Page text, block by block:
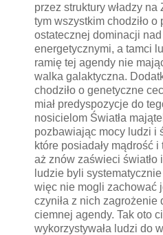
przez struktury władzy
tym wszystkim chodziło o
ostatecznej dominacji
energetycznymi, a tamci
ramię tej agendy nie
walka galaktyczna.
chodziło o genetyczne
miał predyspozycje do
nosicielom Światła
pozbawiając mocy ludzi i
które posiadały mądrość i
aż znów zaświeci światło
ludzie byli
więc nie mogli zachować
czyniła z nich zagrożenie
ciemnej agendy. Tak oto
wykorzystywała ludzi do